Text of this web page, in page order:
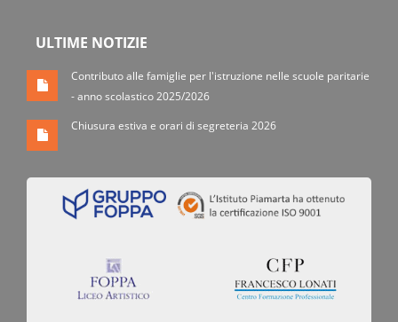
ULTIME NOTIZIE
Contributo alle famiglie per l'istruzione nelle scuole paritarie
- anno scolastico 2025/2026
Chiusura estiva e orari di segreteria 2026